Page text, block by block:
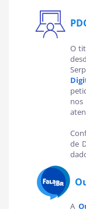
O
nos
de
A